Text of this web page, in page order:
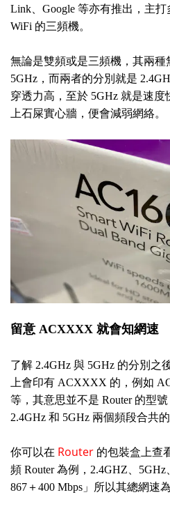
Link、Google 等亦有推出，主
WiFi 的三頻機。
無論是雙頻或是三頻機，其兩種
5GHz，而兩者的分別就是
穿透力高，至於 5GHz 就是速
上石屎實心牆，便會減弱網絡。
留意 ACXXXX 就會知網速
了解 2.4GHz 與 5GHz 的分別之
上會印有 ACXXXX 的，例如
等，其意思並不是 Router 的型
2.4GHz 和 5GHz 兩個頻段合共的
你可以在 Router 的包裝盒上查
頻 Router 為例，2.4GHZ、
867＋400 Mbps」所以其總網速為